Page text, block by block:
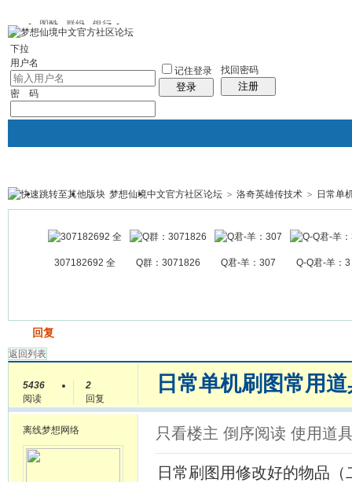
图酷 群组 银行
下拉
用户名
密 码
记住登录
登录
找回密码
注册
银行 群组聚合 我的空间
帖子
梦想仙境中文官方社区论坛 > 洛奇英雄传技术 > 日常单
307182692 全 Q群：3071826 Q君-羊：307 Q-Q君-羊：3
回复
返回列表
5436
阅读
2
回复
日常单机刷图常用
离线梦想网络 只看楼主 倒序阅读 使用道
日常刷图用修改好的物品（